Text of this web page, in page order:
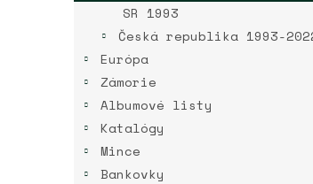
SR 1993
Česká republika 1993-
Európa
Zámorie
Albumové listy
Katalógy
Mince
Bankovky